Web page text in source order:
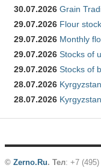
30.07.2026 Grain
29.07.2026 Flour
29.07.2026 Monthly
29.07.2026 Stocks of
29.07.2026 Stocks of
28.07.2026
28.07.2026
© Zerno.Ru. Тел: +7 (495)